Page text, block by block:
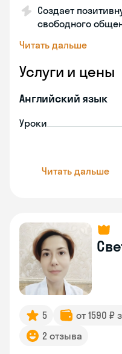
Создает
свободного
Читать дальше
Услуги и цены
Английский язык
Уроки
Читать дальше
5 от 1590 ₽
2 отзыва